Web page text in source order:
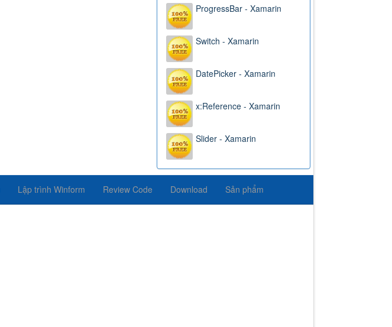
ProgressBar - Xamarin
Switch - Xamarin
DatePicker - Xamarin
x:Reference - Xamarin
Slider - Xamarin
Lập trình Winform Review Code Download Sản phẩm